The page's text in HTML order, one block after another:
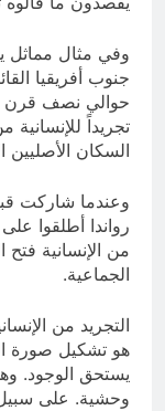
وفي مثال
جنوب أفريقيا
تجريداً للإنسانية
السكان الأصليين
وعندما شاركت
رواندا أطلقوا
من الإنسانية فتح
الجماعية.
التجريد من
هو تشكيل صورة
يستحق الوجود.
وحشية. على سبيل